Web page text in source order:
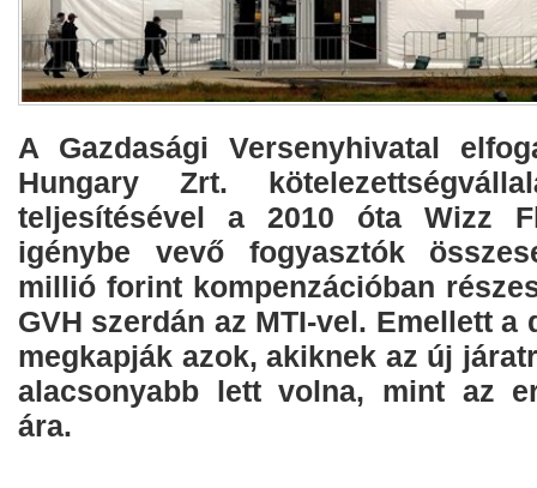
A Gazdasági Versenyhivatal
Hungary Zrt.
teljesítésével a 2010 óta Wizz
igénybe vevő fogyasztók
millió forint kompenzációban
GVH szerdán az MTI-vel. Emellett
megkapják azok, akiknek az új
alacsonyabb lett volna, mint az
ára.